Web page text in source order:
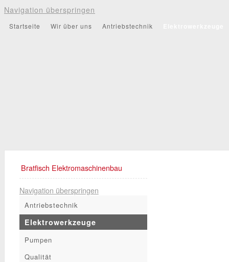
Navigation überspringen
Startseite Wir über uns Antriebstechnik
Bratfisch Elektromaschinenbau
Navigation überspringen
Antriebstechnik
Elektrowerkzeuge
Pumpen
Qualität